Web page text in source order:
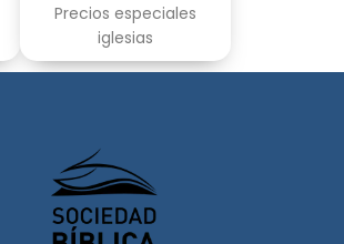
Precios especiales
iglesias